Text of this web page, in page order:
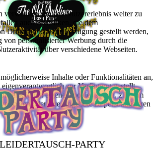
PARTY
verwendet, um das Nutzererlebnis weiter zu
auch Statistiken, die dem
Drittanbietern zur Verfügung gestellt werden,
von personalisierter Werbung durch die
über verschiedene Webseiten.
Inhalte oder Funktionalitäten an,
zur Verfügung gestellt
können eigene Cookies setzen, z.B. um
oder ihre Angebote zu personalisieren